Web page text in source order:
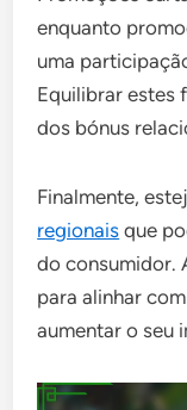
enquanto
uma
Equilibrar estes
dos bónus
Finalmente,
regionais que
do consumidor.
para alinhar
aumentar o seu